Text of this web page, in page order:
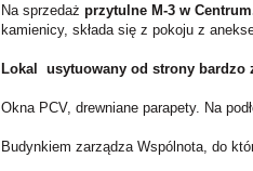
Na sprzedaż przytulne M-3 w
kamienicy, składa się z pokoju z
Lokal usytuowany od strony bardzo
Okna PCV, drewniane parapety. Na
Budynkiem zarządza Wspólnota, do